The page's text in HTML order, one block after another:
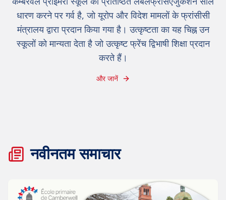
धारण करने पर गर्व है, जो यूरोप और विदेश मामलों के फ्रांसीसी
मंत्रालय द्वारा प्रदान किया गया है। उत्कृष्टता का यह चिह्न उन
स्कूलों को मान्यता देता है जो उत्कृष्ट फ्रेंच द्विभाषी शिक्षा प्रदान
करते हैं।
और जानें
नवीनतम समाचार